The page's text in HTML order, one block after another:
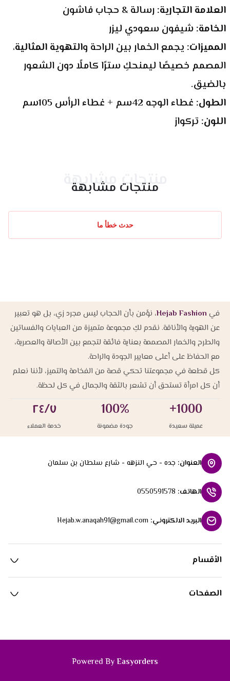
العلامة التجارية: رسالة & حجاب فاشون
الخامة: شيفون سعودي ليزر
المميزات: يجمع الخمار بين الراحة والتهوية المثالية
بالضيق.
الطول: غطاء الوجه 42سم + غطاء الرأس 105سم
اللون: تركواز
منتجات مشابهة
منتجات مشابهة
حدث خطأ ما
في Hejab Fashion، نؤمن بأن الحجاب ليس مجرد زي، بل هو تعبير
عن الهوية والأناقة. نقدم لكِ مجموعة متميزة من العبايات والفساتين
والطرح والخمار المصممة بعناية فائقة لتجمع بين الأصالة والعصرية،
مع الحفاظ على أعلى معايير الجودة والراحة.
كل قطعة في مجموعتنا تحكي قصة من الفخامة والتميز، لأننا نعلم
أن كل امرأة تستحق أن تشعر بالثقة والجمال في كل لحظة.
1000+
عميلة سعيدة
100%
جودة مضمونة
٢٤/٧
خدمة العملاء
العنوان: جده - حي النزهه - شارع سلطان بن سلمان
الهاتف:
0550591578
البريد الالكتروني:
Hejab.w.anaqah91@gmail.com
الأقسام
الصفحات
Powered ByEasyorders